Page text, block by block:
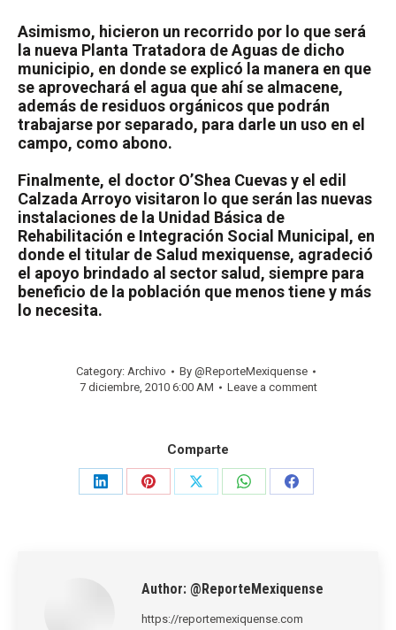
Asimismo, hicieron un recorrido por lo que será
la nueva Planta Tratadora de Aguas de dicho
municipio, en donde se explicó la manera en que
se aprovechará el agua que ahí se almacene,
además de residuos orgánicos que podrán
trabajarse por separado, para darle un uso en el
campo, como abono.
Finalmente, el doctor O’Shea Cuevas y el edil
Calzada Arroyo visitaron lo que serán las nuevas
instalaciones de la Unidad Básica de
Rehabilitación e Integración Social Municipal, en
donde el titular de Salud mexiquense, agradeció
el apoyo brindado al sector salud, siempre para
beneficio de la población que menos tiene y más
lo necesita.
Category: Archivo By @ReporteMexiquense
7 diciembre, 2010 6:00 AM
Leave a comment
Comparte
Share
Share
Share
Share
Share
Author: @ReporteMexiquense
https://reportemexiquense.com